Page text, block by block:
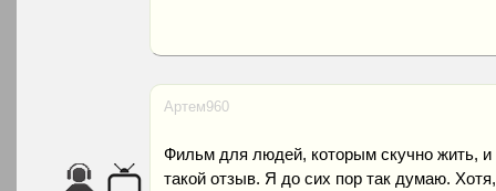
Артем960
Фильм для людей, которым скучно жить,
такой отзыв. Я до сих пор так думаю.